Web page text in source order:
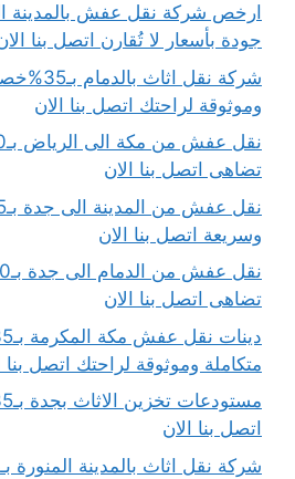
جودة بأسعار لا تُقارن اتصل بنا
شركة نقل
وموثوقة لراحتك اتصل بنا الان
تضاهى اتصل بنا الان
وسريعة اتصل بنا الان
تضاهى اتصل بنا الان
متكاملة وموثوقة لراحتك اتصل بنا
اتصل بنا الان